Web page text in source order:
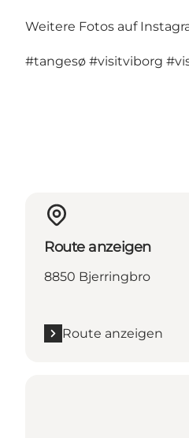
Weitere Fotos auf
#tangesø #visitviborg
Route anzeigen
8850 Bjerringbro
Route anzeigen